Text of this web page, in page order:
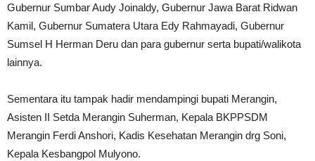
Gubernur Sumbar Audy Joinaldy, Gubernur Jawa Barat Ridwan
Kamil, Gubernur Sumatera Utara Edy Rahmayadi, Gubernur
Sumsel H Herman Deru dan para gubernur serta bupati/walikota
lainnya.
Sementara itu tampak hadir mendampingi bupati Merangin,
Asisten II Setda Merangin Suherman, Kepala BKPPSDM
Merangin Ferdi Anshori, Kadis Kesehatan Merangin drg Soni,
Kepala Kesbangpol Mulyono.